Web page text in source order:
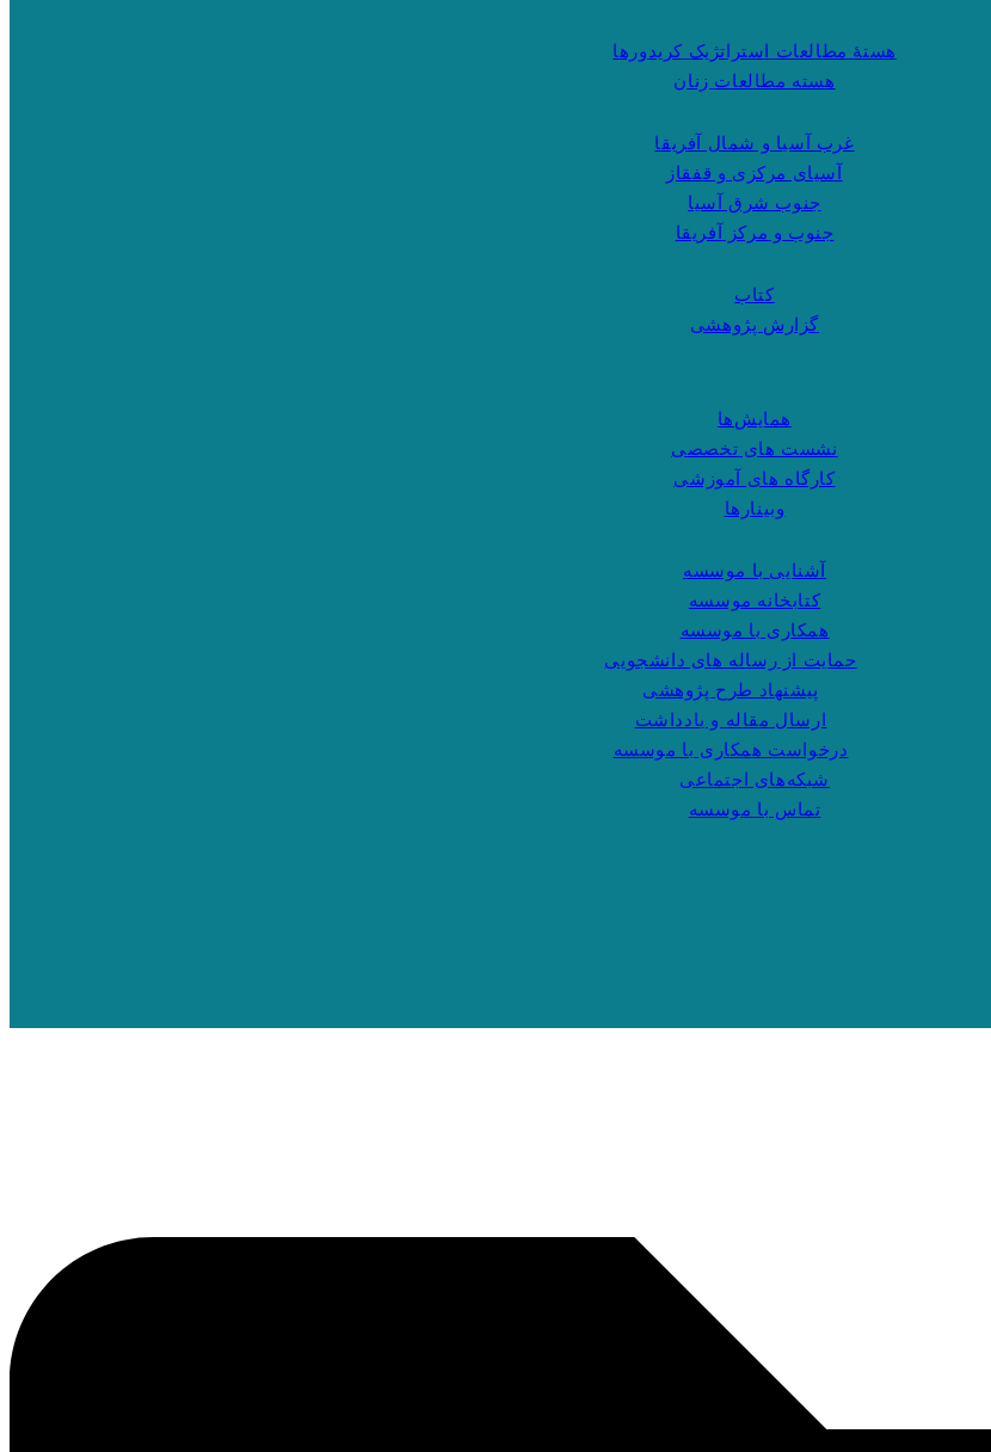
هستهٔ مطالعات استراتژیک کریدورها
هسته مطالعات زنان
غرب آسیا و شمال آفریقا
آسیای مرکزی و قفقاز
جنوب شرق آسیا
جنوب و مرکز آفریقا
کتاب
گزارش پژوهشی
همایش‌ها
نشست های تخصصی
کارگاه های آموزشی
وبینارها
آشنایی با موسسه
کتابخانه موسسه
همکاری با موسسه
حمایت از رساله های دانشجویی
پیشنهاد طرح پژوهشی
ارسال مقاله و یادداشت
درخواست همکاری با موسسه
شبکه‌های اجتماعی
تماس با موسسه